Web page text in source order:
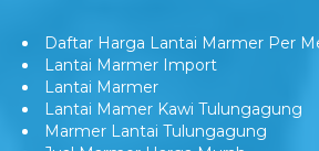
Daftar Harga Lantai Marmer Per
Lantai Marmer Import
Lantai Marmer
Lantai Mamer Kawi Tulungagung
Marmer Lantai Tulungagung